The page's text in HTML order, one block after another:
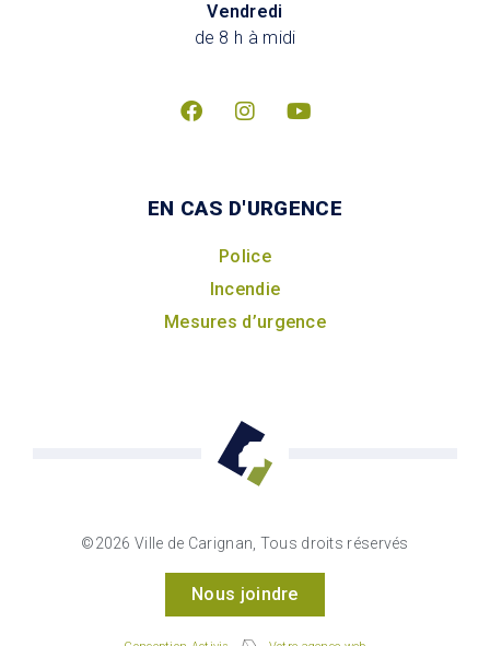
Vendredi
de 8 h à midi
EN CAS D'URGENCE
Police
Incendie
Mesures d’urgence
©2026 Ville de Carignan, Tous droits réservés
Nous joindre